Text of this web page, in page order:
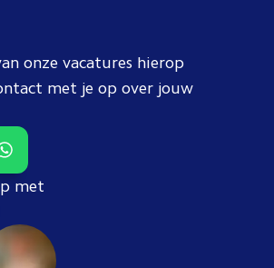
onze vacatures hierop
met je op over jouw
met